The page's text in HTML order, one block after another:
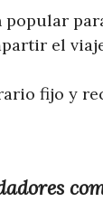
el
fijo y